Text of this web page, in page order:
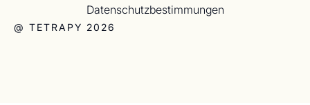
@ TETRAPY 2026
Datenschutzbestimmungen